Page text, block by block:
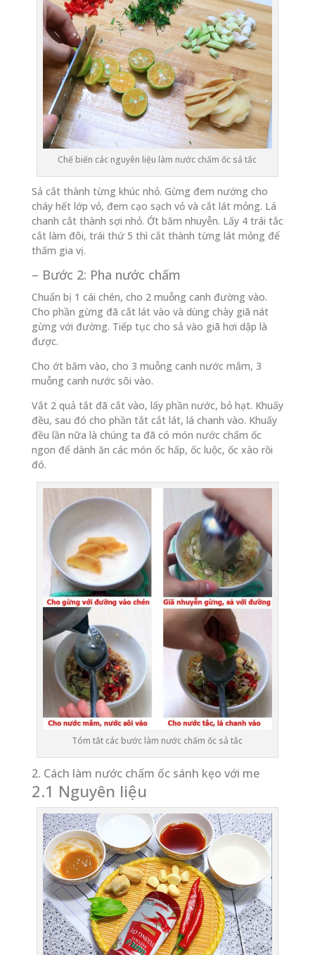
Chế biến các nguyên liệu làm nước chấm ốc sả tắc
Sả cắt thành từng khúc nhỏ. Gừng đem nướng cho
cháy hết lớp vỏ, đem cạo sạch vỏ và cắt lát mỏng. Lá
chanh cắt thành sợi nhỏ. Ớt băm nhuyễn. Lấy 4 trái tắc
cắt làm đôi, trái thứ 5 thì cắt thành từng lát mỏng để
thấm gia vị.
– Bước 2: Pha nước chấm
Chuẩn bị 1 cái chén, cho 2 muỗng canh đường vào.
Cho phần gừng đã cắt lát vào và dùng chày giã nát
gừng với đường. Tiếp tục cho sả vào giã hơi dập là
được.
Cho ớt băm vào, cho 3 muỗng canh nước mắm, 3
muỗng canh nước sôi vào.
Vắt 2 quả tắt đã cắt vào, lấy phần nước, bỏ hạt. Khuấy
đều, sau đó cho phần tắt cắt lát, lá chanh vào. Khuấy
đều lần nữa là chúng ta đã có món nước chấm ốc
ngon để dành ăn các món ốc hấp, ốc luộc, ốc xào rồi
đó.
Tóm tắt các bước làm nước chấm ốc sả tắc
2. Cách làm nước chấm ốc sánh kẹo với me
2.1 Nguyên liệu